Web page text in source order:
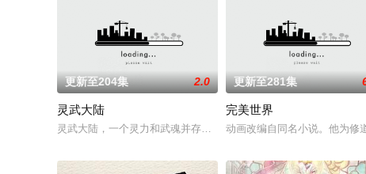
更新至204集 2.0
灵武大陆
灵武大陆，一个灵力和武魂并存的世界，灵修一念动山河，武者徒
更新至281集
完美世界
动画改编自同名小说。他为修